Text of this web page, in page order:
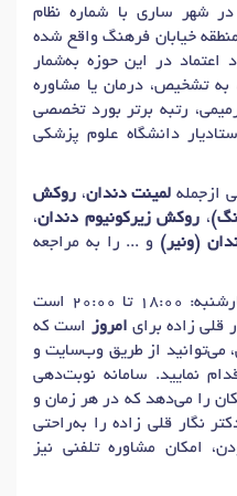
شهر ساری با شماره نظام
در منطقه خیابان فرهنگ واقع شده
اعتماد در این حوزه به‌شمار
به تشخیص، درمان یا مشاوره
رتبه برتر بورد تخصصی
دانشگاه علوم پزشکی
ازجمله لمینت دندان، روکش
، روکش زیرکونیوم دندان،
(ونیر) و ... را به مراجعه
روزهای حضور شنبه، دوشنبه، چهارشنبه: 18:00 تا 20:00 است
قلی زاده برای امروز
است که
می‌توانید از طریق وب‌سایت و
نمایید. سامانه نوبت‌دهی
را می‌دهد که در هر زمان و
نگار قلی زاده را به‌راحتی
امکان مشاوره تلفنی نیز